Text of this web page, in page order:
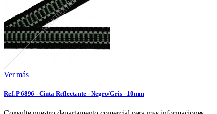
Ver más
Ref. P 6896 - Cinta Reflectante - Negro/Gris - 10mm